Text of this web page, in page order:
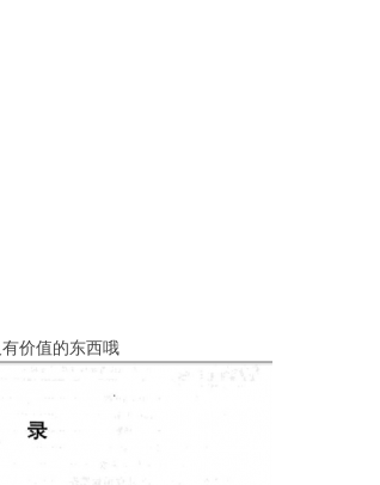
价值的东西哦